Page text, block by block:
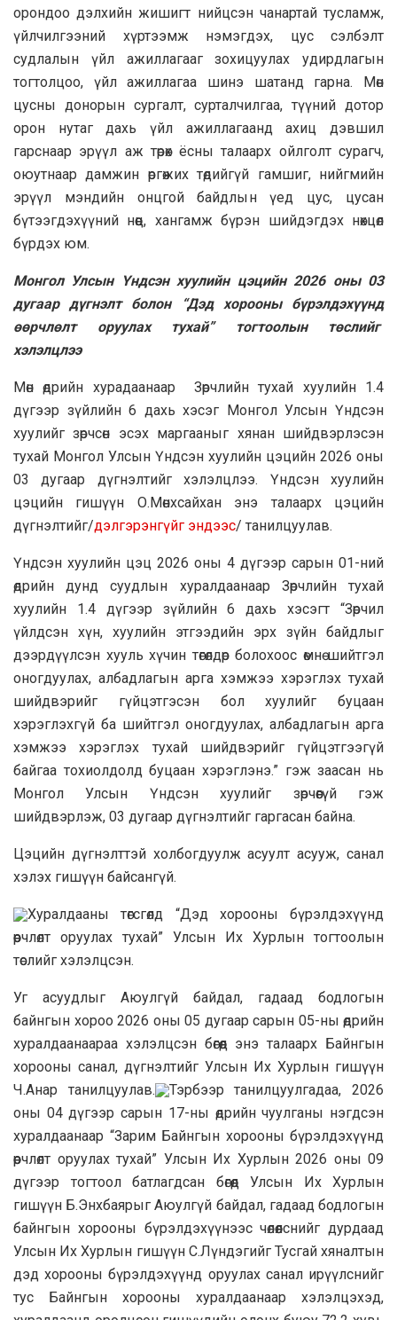
орондоо дэлхийн жишигт нийцсэн чанартай тусламж,
үйлчилгээний хүртээмж нэмэгдэх, цус сэлбэлт
судлалын үйл ажиллагааг зохицуулах удирдлагын
тогтолцоо, үйл ажиллагаа шинэ шатанд гарна. Мөн
цусны донорын сургалт, сурталчилгаа, түүний дотор
орон нутаг дахь үйл ажиллагаанд ахиц дэвшил
гарснаар эрүүл аж төрөх ёсны талаарх ойлголт сурагч,
оюутнаар дамжин өргөжих төдийгүй гамшиг, нийгмийн
эрүүл мэндийн онцгой байдлын үед цус, цусан
бүтээгдэхүүний нөөц, хангамж бүрэн шийдэгдэх нөхцөл
бүрдэх юм.
Монгол Улсын Үндсэн хуулийн цэцийн 2026 оны 03
дугаар дүгнэлт болон “Дэд хорооны бүрэлдэхүүнд
өөрчлөлт оруулах тухай” тогтоолын төслийг
хэлэлцлээ
Мөн өдрийн хурадаанаар Зөрчлийн тухай хуулийн 1.4
дүгээр зүйлийн 6 дахь хэсэг Монгол Улсын Үндсэн
хуулийг зөрчсөн эсэх маргааныг хянан шийдвэрлэсэн
тухай Монгол Улсын Үндсэн хуулийн цэцийн 2026 оны
03 дугаар дүгнэлтийг хэлэлцлээ. Үндсэн хуулийн
цэцийн гишүүн О.Мөнхсайхан энэ талаарх цэцийн
дүгнэлтийг/дэлгэрэнгүйг эндээс/ танилцуулав.
Үндсэн хуулийн цэц 2026 оны 4 дүгээр сарын 01-ний
өдрийн дунд суудлын хуралдаанаар Зөрчлийн тухай
хуулийн 1.4 дүгээр зүйлийн 6 дахь хэсэгт “Зөрчил
үйлдсэн хүн, хуулийн этгээдийн эрх зүйн байдлыг
дээрдүүлсэн хууль хүчин төгөлдөр болохоос өмнө шийтгэл
оногдуулах, албадлагын арга хэмжээ хэрэглэх тухай
шийдвэрийг гүйцэтгэсэн бол хуулийг буцаан
хэрэглэхгүй ба шийтгэл оногдуулах, албадлагын арга
хэмжээ хэрэглэх тухай шийдвэрийг гүйцэтгээгүй
байгаа тохиолдолд буцаан хэрэглэнэ.” гэж заасан нь
Монгол Улсын Үндсэн хуулийг зөрчөөгүй гэж
шийдвэрлэж, 03 дугаар дүгнэлтийг гаргасан байна.
Цэцийн дүгнэлттэй холбогдуулж асуулт асууж, санал
хэлэх гишүүн байсангүй.
Хуралдааны төгсгөлд “Дэд хорооны бүрэлдэхүүнд
өөрчлөлт оруулах тухай” Улсын Их Хурлын тогтоолын
төслийг хэлэлцсэн.
Уг асуудлыг Аюулгүй байдал, гадаад бодлогын
байнгын хороо 2026 оны 05 дугаар сарын 05-ны өдрийн
хуралдаанаараа хэлэлцсэн бөгөөд энэ талаарх Байнгын
хорооны санал, дүгнэлтийг Улсын Их Хурлын гишүүн
Ч.Анар танилцуулав.
Тэрбээр танилцуулгадаа, 2026
оны 04 дүгээр сарын 17-ны өдрийн чуулганы нэгдсэн
хуралдаанаар “Зарим Байнгын хорооны бүрэлдэхүүнд
өөрчлөлт оруулах тухай” Улсын Их Хурлын 2026 оны 09
дүгээр тогтоол батлагдсан бөгөөд Улсын Их Хурлын
гишүүн Б.Энхбаярыг Аюулгүй байдал, гадаад бодлогын
байнгын хорооны бүрэлдэхүүнээс чөлөөлснийг дурдаад
Улсын Их Хурлын гишүүн С.Лүндэгийг Тусгай хяналтын
дэд хорооны бүрэлдэхүүнд оруулах санал ирүүлснийг
тус Байнгын хорооны хуралдаанаар хэлэлцэхэд,